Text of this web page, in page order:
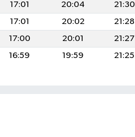
17:01 20:04
21:30
17:01 20:02
21:28
17:00 20:01
21:27
16:59 19:59 21:25